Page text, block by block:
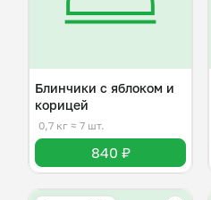
Блинчики с яблоком и
корицей
0,7 кг ≈ 7 шт.
840 ₽